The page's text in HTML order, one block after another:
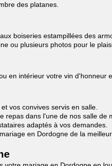
des platanes.
boiseries estampillées des
ou plusieurs photos pour le
en intérieur votre vin d'honneur
vos convives servis en salle.
dans l'une de nos salle
adaptés à vos demandes.
en Dordogne de la